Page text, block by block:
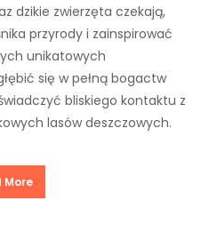
dzikie zwierzęta czekają,
przyrody i zainspirować
unikatowych
się w pełną bogactw
bliskiego kontaktu z
lasów deszczowych.
More